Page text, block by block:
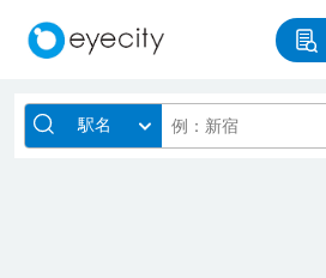
駅名